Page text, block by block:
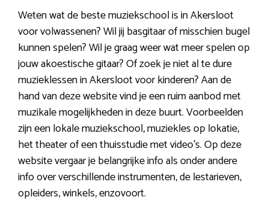
Weten wat de beste muziekschool is in Akersloot
voor volwassenen? Wil jij basgitaar of misschien bugel
kunnen spelen? Wil je graag weer wat meer spelen op
jouw akoestische gitaar? Of zoek je niet al te dure
muzieklessen in Akersloot voor kinderen? Aan de
hand van deze website vind je een ruim aanbod met
muzikale mogelijkheden in deze buurt. Voorbeelden
zijn een lokale muziekschool, muziekles op lokatie,
het theater of een thuisstudie met video’s. Op deze
website vergaar je belangrijke info als onder andere
info over verschillende instrumenten, de lestarieven,
opleiders, winkels, enzovoort.